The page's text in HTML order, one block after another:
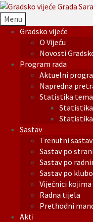
Menu
Gradsko vijeće
O Vijeću
Novosti
Program rada
Aktuelni
Napredna
Statistika tema
Sastav
Trenutni sastav
Sastav po
Sastav po
Sastav po
Vijećnici
Radna tijela
Prethodni
Akti